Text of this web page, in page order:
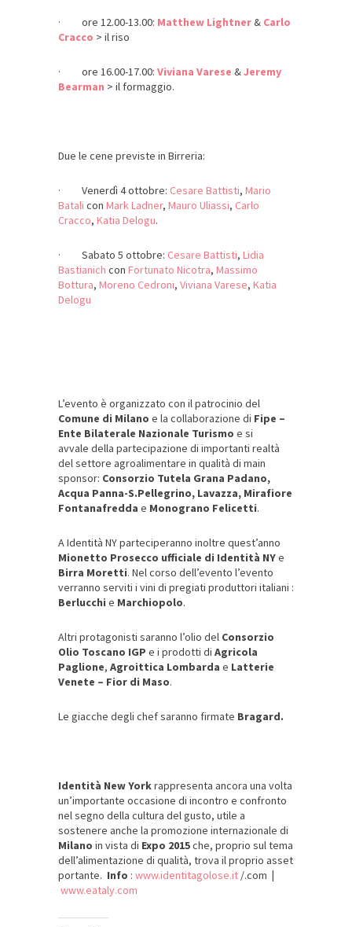
· ore 12.00-13.00: Matthew Lightner& Carlo
Cracco > il riso
· ore 16.00-17.00: Viviana Varese &Jeremy
Bearman > il formaggio.
Due le cene previste in Birreria:
· Venerdì 4 ottobre: Cesare Battisti, Mario
Batali con Mark Ladner, Mauro Uliassi, Carlo
Cracco, Katia Delogu.
· Sabato 5 ottobre: Cesare Battisti, Lidia
Bastianich con Fortunato Nicotra, Massimo
Bottura, Moreno Cedroni, Viviana Varese, Katia
Delogu
L’evento è organizzato con il patrocinio del
Comune di Milano e la collaborazione di Fipe –
Ente Bilaterale Nazionale Turismo e si
avvale della partecipazione di importanti realtà
del settore agroalimentare in qualità di main
sponsor: Consorzio Tutela Grana Padano,
Acqua Panna-S.Pellegrino, Lavazza, Mirafiore
Fontanafredda e Monograno Felicetti.
A Identità NY parteciperanno inoltre quest’anno
Mionetto Prosecco ufficiale di Identità NYe
Birra Moretti. Nel corso dell’evento l’evento
verranno serviti i vini di pregiati produttori italiani :
Berlucchi e Marchiopolo.
Altri protagonisti saranno l’olio del Consorzio
Olio Toscano IGP e i prodotti di Agricola
Paglione, Agroittica Lombarda e Latterie
Venete – Fior di Maso.
Le giacche degli chef saranno firmate Bragard.
Identità New Yorkrappresenta ancora una volta
un’importante occasione di incontro e confronto
nel segno della cultura del gusto, utile a
sostenere anche la promozione internazionale di
Milano in vista di Expo 2015che, proprio sul tema
dell’alimentazione di qualità, trova il proprio asset
portante. Info : www.identitagolose.it /.com |
www.eataly.com